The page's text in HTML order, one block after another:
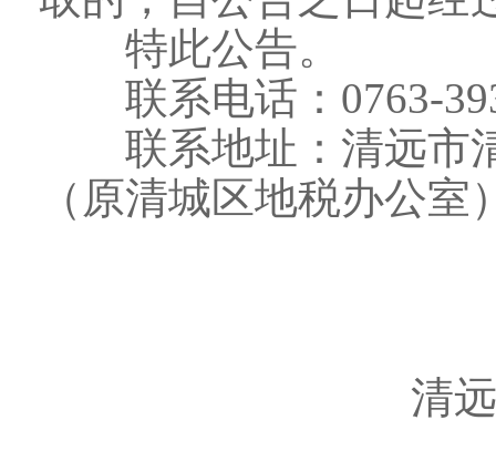
特此公告。
联系电话：0763-
联系地址：清远市清
（原清城区地税办公室
清